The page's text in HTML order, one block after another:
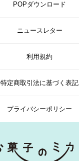
POPダウンロード
ニュースレター
利用規約
特定商取引法に基づく表記
プライバシーポリシー